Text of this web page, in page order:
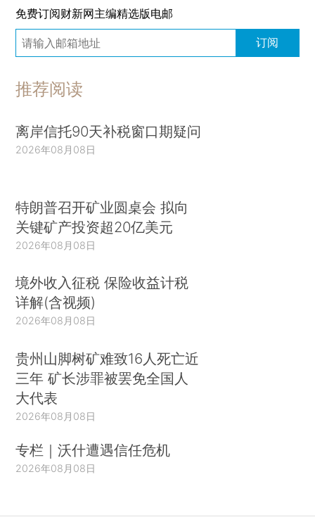
免费订阅财新网主编精选版电邮
订阅
推荐阅读
离岸信托90天补税窗口期疑问
2026年08月08日
特朗普召开矿业圆桌会 拟向
关键矿产投资超20亿美元
2026年08月08日
境外收入征税 保险收益计税
详解(含视频)
2026年08月08日
贵州山脚树矿难致16人死亡近
三年 矿长涉罪被罢免全国人
大代表
2026年08月08日
专栏｜沃什遭遇信任危机
2026年08月08日